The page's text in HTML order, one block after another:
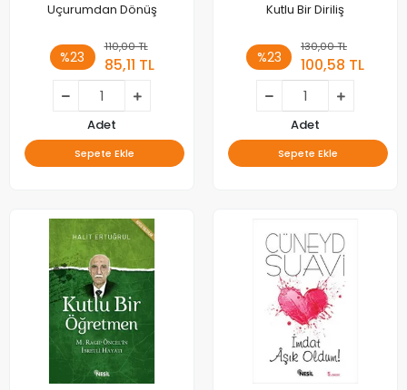
Uçurumdan Dönüş
%23
110,00 TL
85,11 TL
Adet
Sepete Ekle
Kutlu Bir Diriliş
%23
130,00 TL
100,58 TL
Adet
Sepete Ekle